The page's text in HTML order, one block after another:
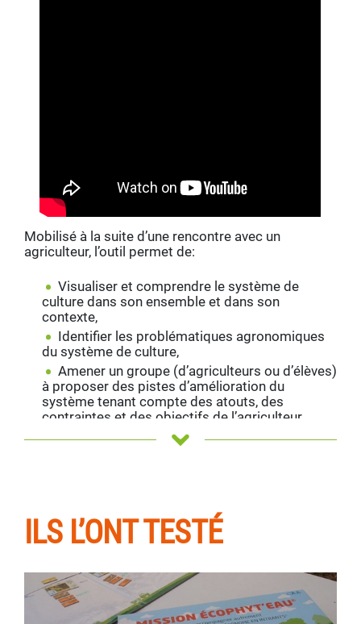
Mobilisé à la suite d’une rencontre avec un
agriculteur, l’outil permet de:
Visualiser et comprendre le système de
culture dans son ensemble et dans son
contexte,
Identifier les problématiques agronomiques
du système de culture,
Amener un groupe (d’agriculteurs ou d’élèves)
à proposer des pistes d’amélioration du
système tenant compte des atouts, des
contraintes et des objectifs de l’agriculteur.
Co-construit et testé à plus de 40 reprises avec
l’appel à projet Innovation et Partenariat 2012 du
Casdar.
enseignants… toute personne amenée à faire de la
co-conception de système de culture dans son
activité !
ILS L’ONT TESTÉ